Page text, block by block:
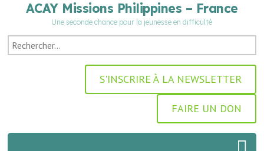
ACAY Missions Philippines – France
Une seconde chance pour la jeunesse en difficulté
S'INSCRIRE À LA NEWSLETTER
FAIRE UN DON